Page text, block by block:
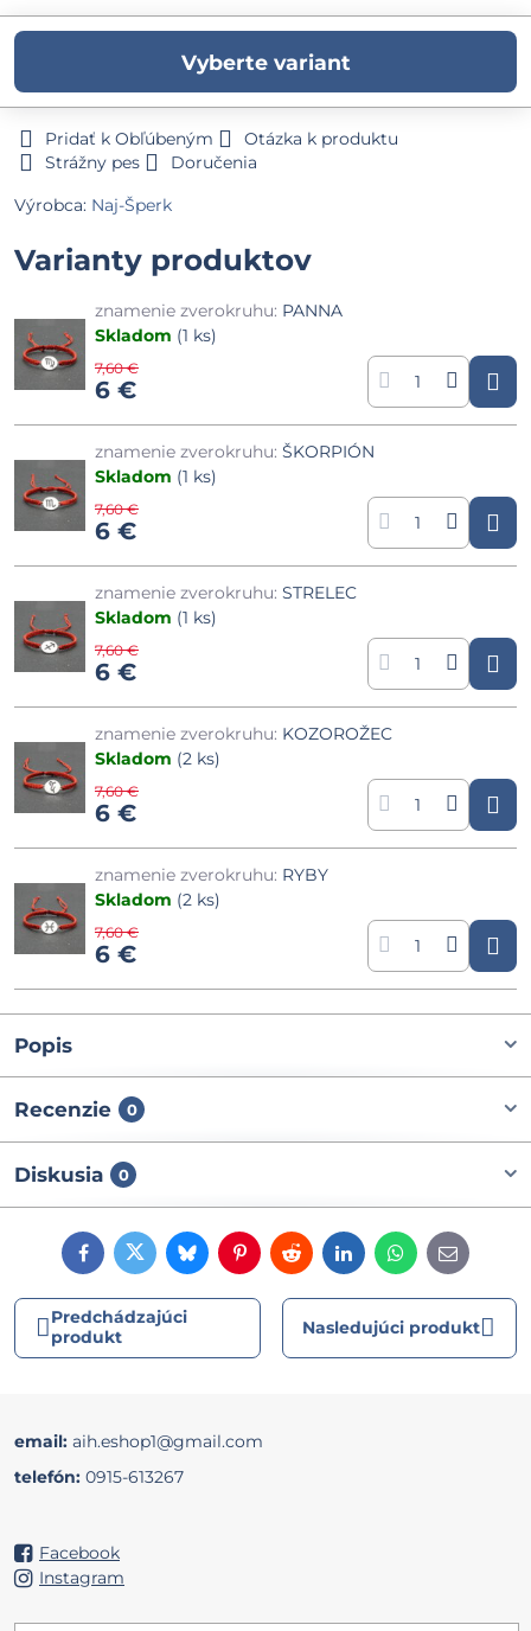
Vyberte variant
Pridať k Obľúbeným
Otázka k produktu
Strážny pes
Doručenia
Výrobca: Naj-Šperk
Varianty produktov
znamenie zverokruhu: PANNA
Skladom (1 ks)
7,60 €
6 €
znamenie zverokruhu: ŠKORPIÓN
Skladom (1 ks)
7,60 €
6 €
znamenie zverokruhu: STRELEC
Skladom (1 ks)
7,60 €
6 €
znamenie zverokruhu: KOZOROŽEC
Skladom (2 ks)
7,60 €
6 €
znamenie zverokruhu: RYBY
Skladom (2 ks)
7,60 €
6 €
Popis
Recenzie 0
Diskusia 0
FacebookTwitterBlueskyPinterestRedditLinkedInWhatsApp
E-
mail
Predchádzajúci
produkt
Nasledujúci produkt
email: aih.eshop1@gmail.com
telefón: 0915-613267
Facebook
Instagram